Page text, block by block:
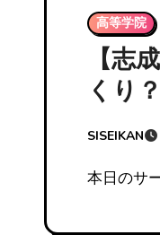
高等学院
【
くり
SISEIKAN
本日の